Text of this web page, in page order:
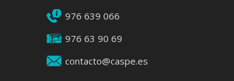
976 639 066
976 63 90 69
contacto@caspe.es